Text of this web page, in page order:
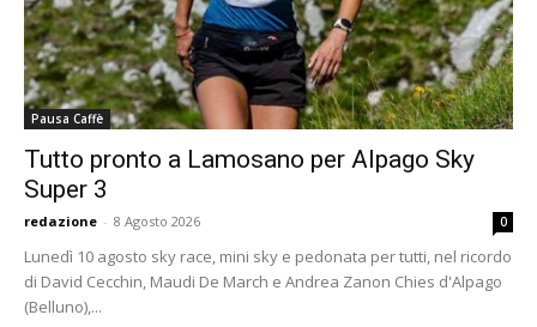
Pausa Caffè
Tutto pronto a Lamosano per Alpago Sky
Super 3
redazione - 8 Agosto 2026 0
Lunedì 10 agosto sky race, mini sky e pedonata per tutti, nel ricordo
di David Cecchin, Maudi De March e Andrea Zanon Chies d'Alpago
(Belluno),...